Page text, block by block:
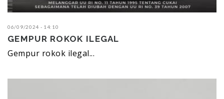
06/09/2024 - 14:10
GEMPUR ROKOK ILEGAL
Gempur rokok ilegal...